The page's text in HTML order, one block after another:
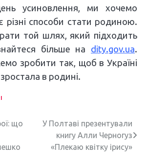
усиновлення, ми хочемо
різні способи стати родиною.
той шлях, який підходить
більше на dity.gov.ua.
зробити так, щоб в Україні
в родині.
що
У Полтаві презентували
книгу Алли Черногуз
«Плекаю квітку ірису»